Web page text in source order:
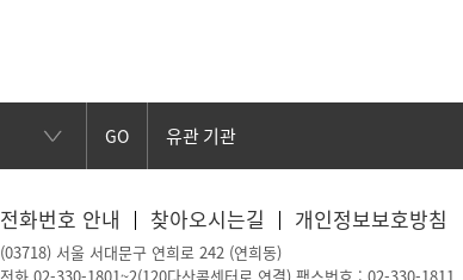
GO
전화번호 안내 찾아오시는길 개인정보보호방침
(03718) 서울 서대문구 연희로 242 (연희동)